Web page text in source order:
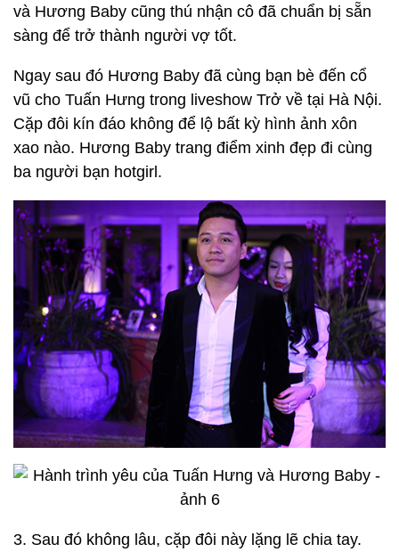
và Hương Baby cũng thú nhận cô đã chuẩn bị sẵn
sàng để trở thành người vợ tốt.
Ngay sau đó Hương Baby đã cùng bạn bè đến cổ
vũ cho Tuấn Hưng trong liveshow Trở về tại Hà Nội.
Cặp đôi kín đáo không để lộ bất kỳ hình ảnh xôn
xao nào. Hương Baby trang điểm xinh đẹp đi cùng
ba người bạn hotgirl.
3. Sau đó không lâu, cặp đôi này lặng lẽ chia tay.